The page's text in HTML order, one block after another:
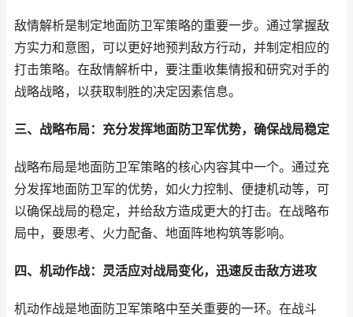
敌情解析是制定地面防卫军策略的重要一步。通过掌握敌
方实力和意图，可以更好地预判敌方行动，并制定相应的
打击策略。在敌情解析中，要注重收集情报和研究对手的
战略战略，以获取制胜的决定因素信息。
三、战略布局：充分发挥地面防卫军优势，确保战局稳定
战略布局是地面防卫军策略的核心内容其中一个。通过充
分发挥地面防卫军的优势，如火力控制、便捷机动等，可
以确保战局的稳定，并给敌方造成更大的打击。在战略布
局中，要思考、火力配备、地面阵地构筑等影响。
四、机动作战：灵活应对战局变化，迅速反击敌方进攻
机动作战是地面防卫军策略中至关重要的一环。在战斗